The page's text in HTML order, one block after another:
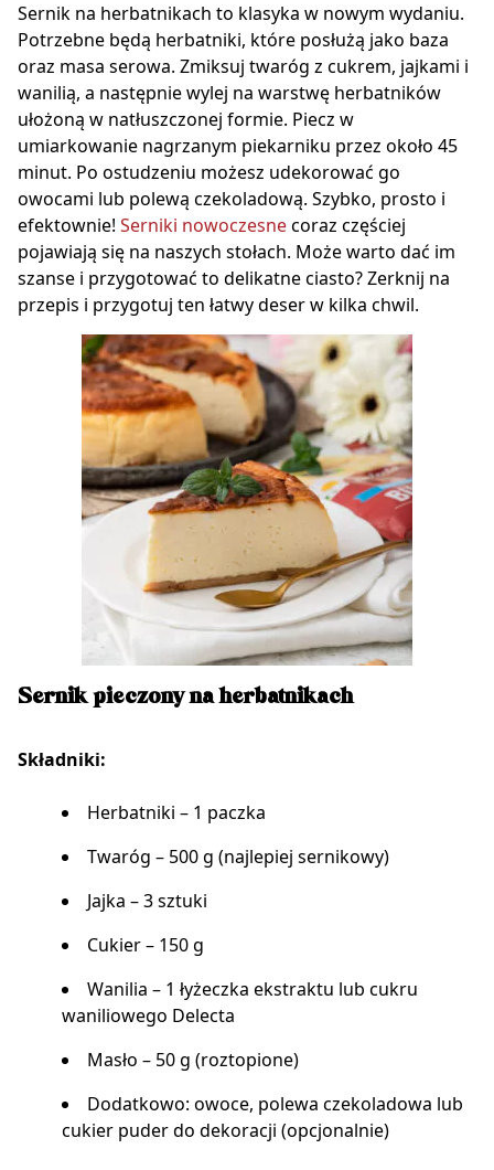
Sernik na herbatnikach to klasyka w nowym wydaniu.
Potrzebne będą herbatniki, które posłużą jako baza
oraz masa serowa. Zmiksuj twaróg z cukrem, jajkami i
wanilią, a następnie wylej na warstwę herbatników
ułożoną w natłuszczonej formie. Piecz w
umiarkowanie nagrzanym piekarniku przez około 45
minut. Po ostudzeniu możesz udekorować go
owocami lub polewą czekoladową. Szybko, prosto i
efektownie! Serniki nowoczesnecoraz częściej
pojawiają się na naszych stołach. Może warto dać im
szanse i przygotować to delikatne ciasto? Zerknij na
przepis i przygotuj ten łatwy deser w kilka chwil.
Sernik pieczony na herbatnikach
Składniki:
Herbatniki – 1 paczka
Twaróg – 500 g (najlepiej sernikowy)
Jajka – 3 sztuki
Cukier – 150 g
Wanilia – 1 łyżeczka ekstraktu lub cukru
waniliowego Delecta
Masło – 50 g (roztopione)
Dodatkowo: owoce, polewa czekoladowa lub
cukier puder do dekoracji (opcjonalnie)